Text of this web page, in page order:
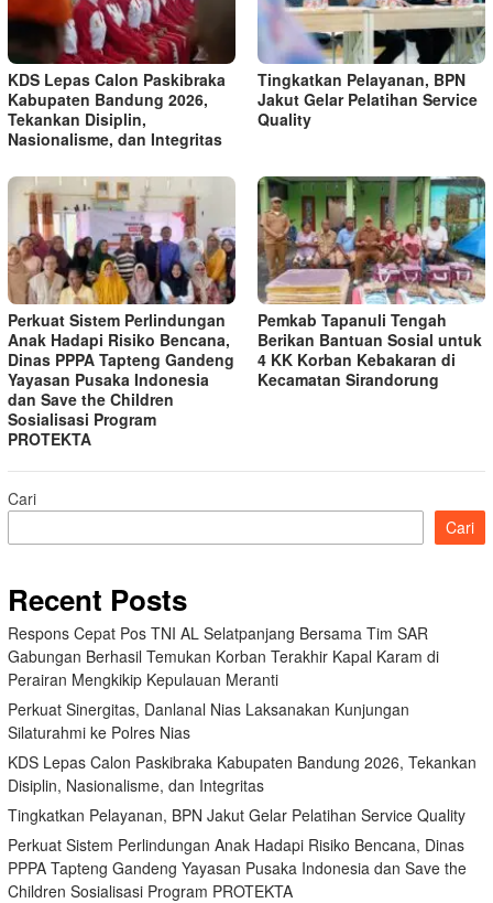
KDS Lepas Calon Paskibraka
Kabupaten Bandung 2026,
Tekankan Disiplin,
Nasionalisme, dan Integritas
Tingkatkan Pelayanan, BPN
Jakut Gelar Pelatihan Service
Quality
Perkuat Sistem Perlindungan
Anak Hadapi Risiko Bencana,
Dinas PPPA Tapteng Gandeng
Yayasan Pusaka Indonesia
dan Save the Children
Sosialisasi Program
PROTEKTA
Pemkab Tapanuli Tengah
Berikan Bantuan Sosial untuk
4 KK Korban Kebakaran di
Kecamatan Sirandorung
Cari
Cari
Recent Posts
Respons Cepat Pos TNI AL Selatpanjang Bersama Tim SAR
Gabungan Berhasil Temukan Korban Terakhir Kapal Karam di
Perairan Mengkikip Kepulauan Meranti
Perkuat Sinergitas, Danlanal Nias Laksanakan Kunjungan
Silaturahmi ke Polres Nias
KDS Lepas Calon Paskibraka Kabupaten Bandung 2026, Tekankan
Disiplin, Nasionalisme, dan Integritas
Tingkatkan Pelayanan, BPN Jakut Gelar Pelatihan Service Quality
Perkuat Sistem Perlindungan Anak Hadapi Risiko Bencana, Dinas
PPPA Tapteng Gandeng Yayasan Pusaka Indonesia dan Save the
Children Sosialisasi Program PROTEKTA